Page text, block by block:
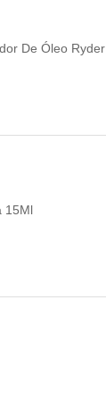
De Óleo Ryder
15Ml